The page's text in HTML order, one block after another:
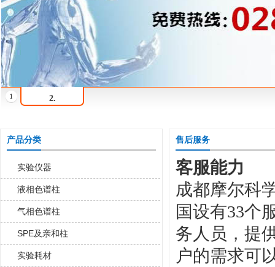
2.
产品分类
实验仪器
液相色谱柱
气相色谱柱
SPE及亲和柱
实验耗材
售后服务
客服能力
成都摩尔科
国设有33个
务人员，提
户的需求可